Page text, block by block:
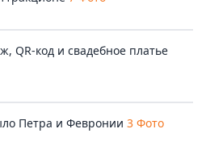
QR-код и свадебное платье
Петра и Февронии 3 Фото